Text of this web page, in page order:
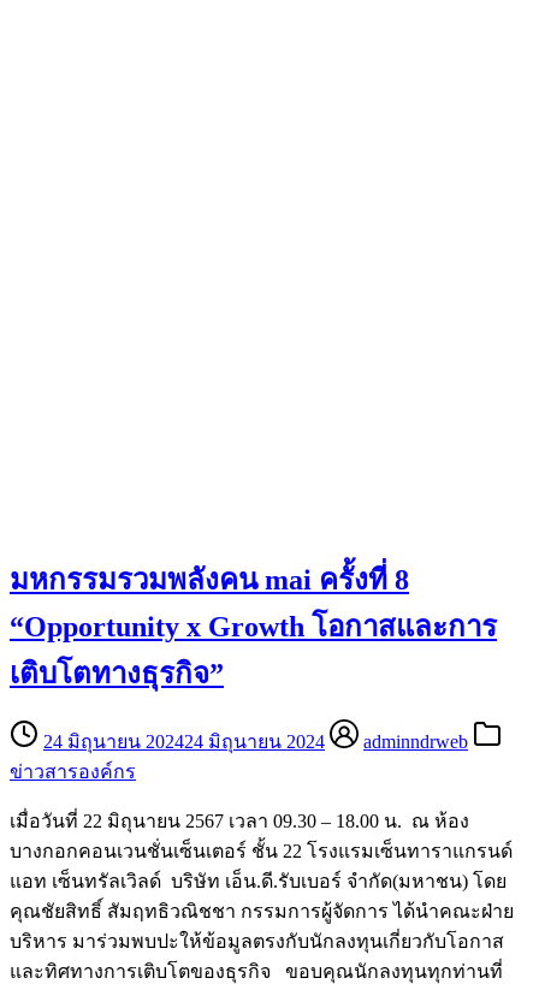
มหกรรมรวมพลังคน mai ครั้งที่ 8
“Opportunity x Growth โอกาสและการ
เติบโตทางธุรกิจ”
24 มิถุนายน 202424 มิถุนายน 2024
adminndrweb
ข่าวสารองค์กร
เมื่อวันที่ 22 มิถุนายน 2567 เวลา 09.30 – 18.00 น. ณ ห้อง
บางกอกคอนเวนชั่นเซ็นเตอร์ ชั้น 22 โรงแรมเซ็นทาราแกรนด์
แอท เซ็นทรัลเวิลด์ บริษัท เอ็น.ดี.รับเบอร์ จำกัด(มหาชน) โดย
คุณชัยสิทธิ์ สัมฤทธิวณิชชา กรรมการผู้จัดการ ได้นำคณะฝ่าย
บริหาร มาร่วมพบปะให้ข้อมูลตรงกับนักลงทุนเกี่ยวกับโอกาส
และทิศทางการเติบโตของธุรกิจ ขอบคุณนักลงทุนทุกท่านที่